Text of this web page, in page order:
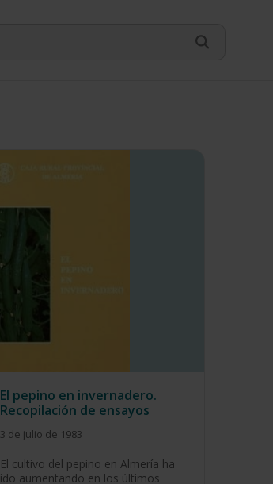
El pepino en invernadero.
Recopilación de ensayos
3 de julio de 1983
El cultivo del pepino en Almería ha
ido aumentando en los últimos